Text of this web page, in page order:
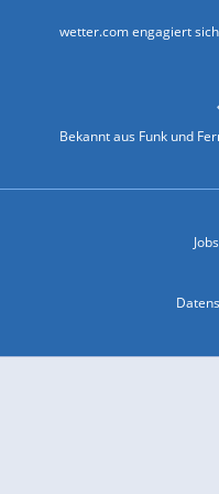
wetter.com engagiert
Bekannt aus Funk und